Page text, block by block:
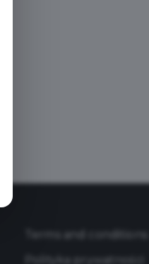
Terms and conditions
Polityka prywatności